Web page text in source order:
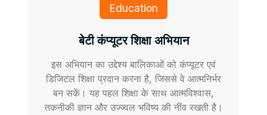
Education
बेटी कंप्यूटर शिक्षा अभियान
इस अभियान का उद्देश्य बालिकाओं को कंप्यूटर एवं
डिजिटल शिक्षा प्रदान करना है, जिससे वे आत्मनिर्भर
बन सकें। यह पहल शिक्षा के साथ आत्मविश्वास,
तकनीकी ज्ञान और उज्ज्वल भविष्य की नींव रखती है।